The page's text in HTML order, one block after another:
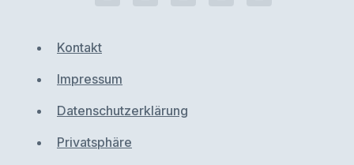
Kontakt
Impressum
Datenschutzerklärung
Privatsphäre